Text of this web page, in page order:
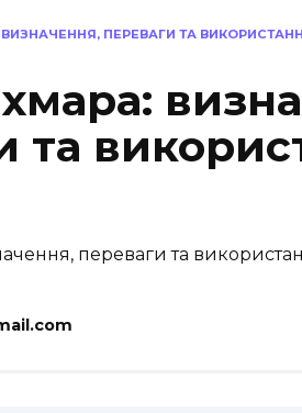
ПЕРЕВАГИ ТА
та